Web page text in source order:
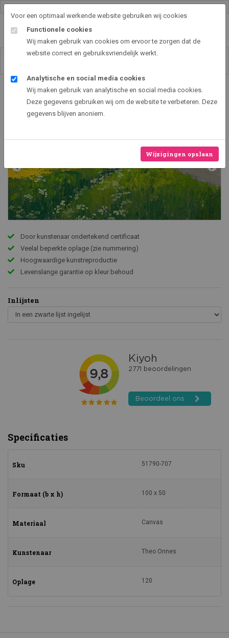
Voor een optimaal werkende website gebruiken wij cookies
Functionele cookies
Wij maken gebruik van cookies om ervoor te zorgen dat de
website correct en gebruiksvriendelijk werkt.
Analytische en social media cookies
Wij maken gebruik van analytische en social media cookies.
Deze gegevens gebruiken wij om de website te verbeteren. Deze
gegevens blijven anoniem.
Wijzigingen opslaan
Art2EXPO GallerySHOP - de leukste kunst cadeau ideeën
Koolzaad
‹ ›
Door kunstenaar ondertekend certificaat
Veelal beperkte oplage (zie nummering)
Hoogwaardige kunstreproductie
Levenslange garantie op kleur behoud
Inlijsten
Specificaties
Sku 51790-707
Formaat (b x h) 100 x 50
Materiaal Canvas
Kunstenaar Theo Onnes
Oplage 120